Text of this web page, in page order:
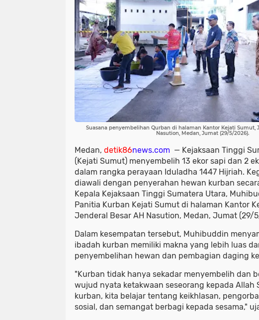
Suasana penyembelihan Qurban di halaman Kantor Kejati Sumut,
Nasution, Medan, Jumat (29/5/2026).
Medan, detik86news.com — Kejaksaan Tinggi
(Kejati Sumut) menyembelih 13 ekor sapi dan 2
dalam rangka perayaan Iduladha 1447 Hijriah.
diawali dengan penyerahan hewan kurban
Kepala Kejaksaan Tinggi Sumatera Utara,
Panitia Kurban Kejati Sumut di halaman Kantor
Jenderal Besar AH Nasution, Medan, Jumat (29/
Dalam kesempatan tersebut, Muhibuddin
ibadah kurban memiliki makna yang lebih luas
penyembelihan hewan dan pembagian daging
"Kurban tidak hanya sekadar menyembelih dan
wujud nyata ketakwaan seseorang kepada Allah
kurban, kita belajar tentang keikhlasan,
sosial, dan semangat berbagi kepada sesama,"